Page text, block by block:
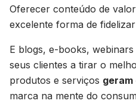
Oferecer conteúdo de
excelente forma de
E blogs, e-books,
seus clientes a tirar o
produtos e serviços
marca na mente do